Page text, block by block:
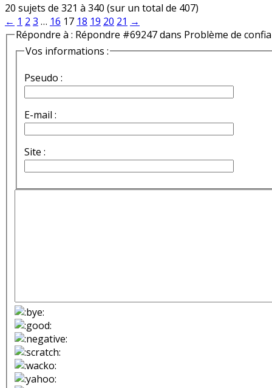
20 sujets de 321 à 340 (sur un total de 407)
← 1 2 3 … 16 17 18 19 20 21 →
Répondre à : Répondre #69247 dans Problème de
Vos informations :
Pseudo :
E-mail :
Site :